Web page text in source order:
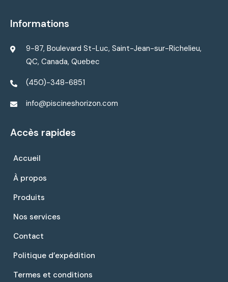
Informations
9-87, Boulevard St-Luc, Saint-Jean-sur-Richelieu,
QC, Canada, Quebec
(450)-348-6851
info@piscineshorizon.com
Accès rapides
Accueil
À propos
Produits
Nos services
Contact
Politique d’expédition
Termes et conditions